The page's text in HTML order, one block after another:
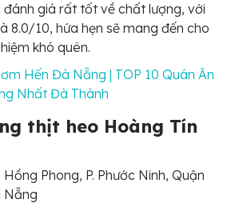
giá rất tốt về chất lượng, với
8.0/10, hứa hẹn sẽ mang đến cho
khó quên.
Hến Đà Nẵng | TOP 10 Quán Ăn
Nhất Đà Thành
thịt heo Hoàng Tín
Phong, P. Phước Ninh, Quận
Nẵng